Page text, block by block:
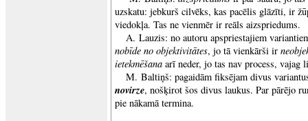
uzskatu: jebkurš cilvēks, kas pacēlis glāzīti, ir
viedokļa. Tas ne vienmēr ir reāls aizspriedums.
A. Lauzis: no autoru apspriestajiem
nobīde no objektivitātes, jo tā vienkārši ir
ietekmēšana arī neder, jo tas nav process, vajag
M. Baltiņš: pagaidām fiksējam divus
novirze, nošķirot šos divus laukus. Par pārējo
pie nākamā termina.